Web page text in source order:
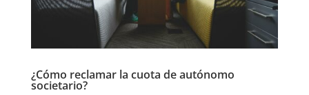
¿Cómo reclamar la cuota de autónomo
societario?